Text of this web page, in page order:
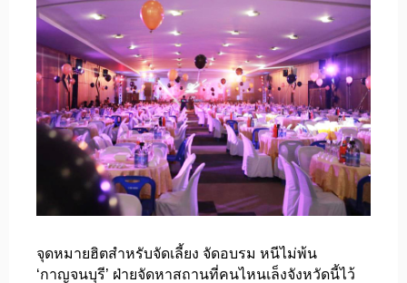
จุดหมายฮิตสำหรับจัดเลี้ยง จัดอบรม หนีไม่พ้น
‘กาญจนบุรี’ ฝ่ายจัดหาสถานที่คนไหนเล็งจังหวัดนี้ไว้